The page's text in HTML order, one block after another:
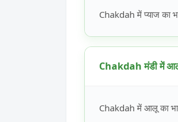
Chakdah में प्याज का
Chakdah मंडी में आलू
Chakdah में आलू का